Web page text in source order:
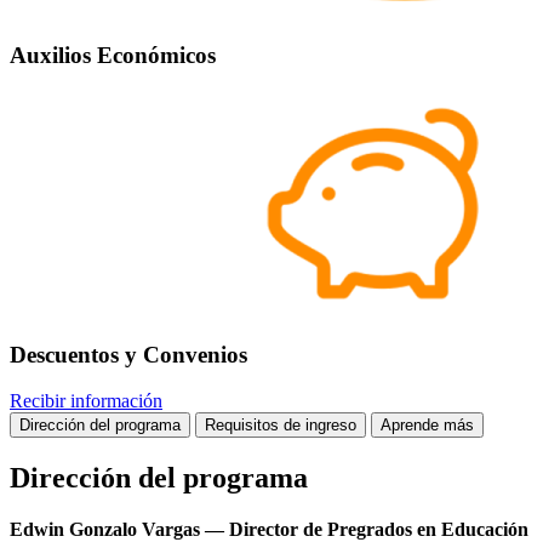
Auxilios Económicos
Descuentos y Convenios
Recibir información
Dirección del programa Requisitos de ingreso Aprende más
Dirección del programa
Edwin Gonzalo Vargas — Director de Pregrados en Educación